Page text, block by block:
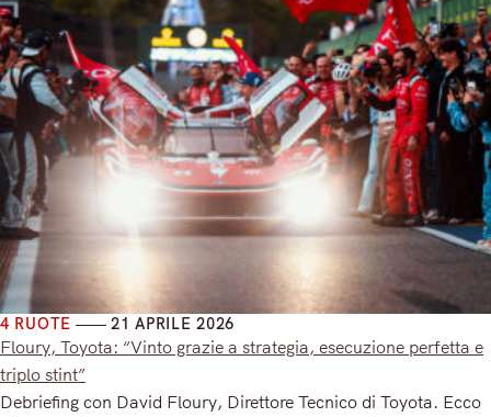
4 RUOTE 21 APRILE 2026
Floury, Toyota: “Vinto grazie a strategia, esecuzione perfetta e
triplo stint”
Debriefing con David Floury, Direttore Tecnico di Toyota. Ecco